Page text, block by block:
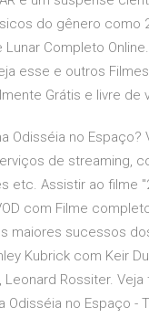
do gênero como
Lunar Completo
esse e outros
Grátis e livre de
Odisséia no Espaço?
de streaming,
etc. Assistir ao filme
com Filme
maiores sucessos
Kubrick com Keir
Leonard Rossiter.
Odisséia no Espaço -